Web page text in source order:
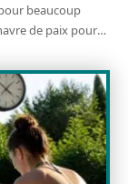
beaucoup
de paix pour…